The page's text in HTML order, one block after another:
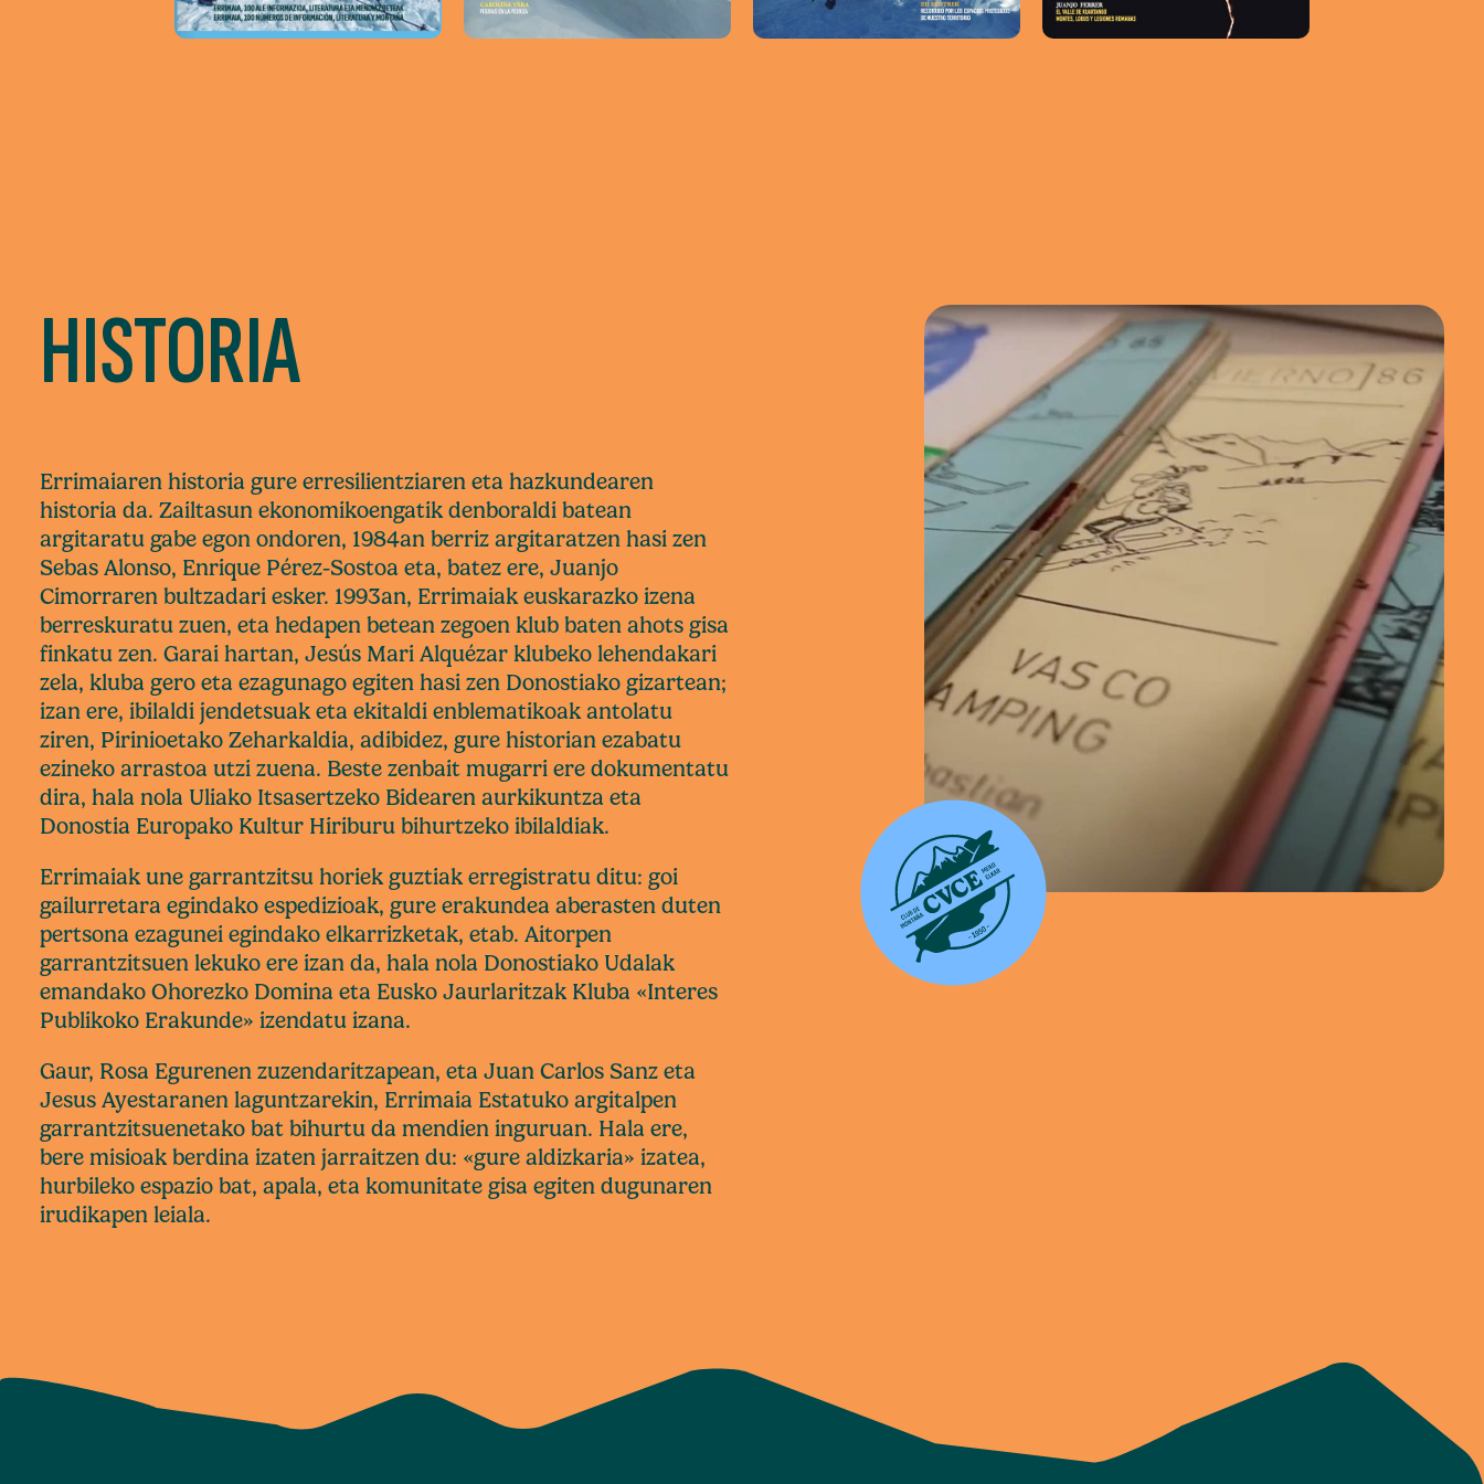
HISTORIA
Errimaiaren historia gure erresilientziaren eta hazkundearen
historia da. Zailtasun ekonomikoengatik denboraldi batean
argitaratu gabe egon ondoren, 1984an berriz argitaratzen hasi zen
Sebas Alonso, Enrique Pérez-Sostoa eta, batez ere, Juanjo
Cimorraren bultzadari esker. 1993an, Errimaiak euskarazko izena
berreskuratu zuen, eta hedapen betean zegoen klub baten ahots gisa
finkatu zen. Garai hartan, Jesús Mari Alquézar klubeko lehendakari
zela, kluba gero eta ezagunago egiten hasi zen Donostiako gizartean;
izan ere, ibilaldi jendetsuak eta ekitaldi enblematikoak antolatu
ziren, Pirinioetako Zeharkaldia, adibidez, gure historian ezabatu
ezineko arrastoa utzi zuena. Beste zenbait mugarri ere dokumentatu
dira, hala nola Uliako Itsasertzeko Bidearen aurkikuntza eta
Donostia Europako Kultur Hiriburu bihurtzeko ibilaldiak.
Errimaiak une garrantzitsu horiek guztiak erregistratu ditu: goi
gailurretara egindako espedizioak, gure erakundea aberasten duten
pertsona ezagunei egindako elkarrizketak, etab. Aitorpen
garrantzitsuen lekuko ere izan da, hala nola Donostiako Udalak
emandako Ohorezko Domina eta Eusko Jaurlaritzak Kluba «Interes
Publikoko Erakunde» izendatu izana.
Gaur, Rosa Egurenen zuzendaritzapean, eta Juan Carlos Sanz eta
Jesus Ayestaranen laguntzarekin, Errimaia Estatuko argitalpen
garrantzitsuenetako bat bihurtu da mendien inguruan. Hala ere,
bere misioak berdina izaten jarraitzen du: «gure aldizkaria» izatea,
hurbileko espazio bat, apala, eta komunitate gisa egiten dugunaren
irudikapen leiala.